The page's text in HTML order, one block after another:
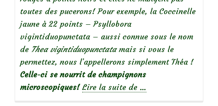
toutes des pucerons! Pour exemple, la Coccinelle
jaune à 22 points – Psyllobora
vigintiduopunctata – aussi connue sous le nom
de Thea vigintiduopunctatamais si vous le
permettez, nous l’appellerons simplement Théa !
Celle-ci se nourrit de champignons
microscopiques! Lire la suite de …